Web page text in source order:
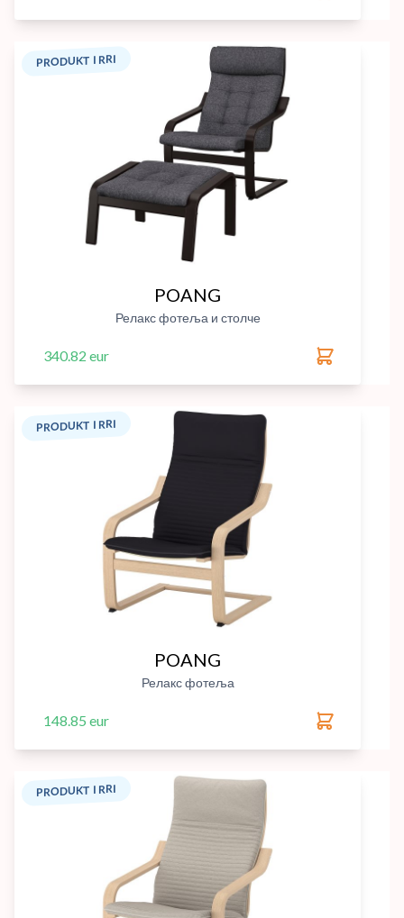
PRODUKT I RRI
POANG
Релакс фотеља и столче
340.82 eur
PRODUKT I RRI
POANG
Релакс фотеља
148.85 eur
PRODUKT I RRI